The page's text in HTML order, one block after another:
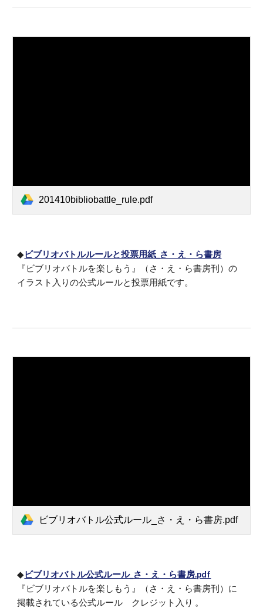
201410bibliobattle_rule.pdf
◆ビブリオバトルルールと投票用紙_さ・え・ら書房
『ビブリオバトルを楽しもう』（さ・え・ら書房刊）の
イラスト入りの公式ルールと投票用紙です。
ビブリオバトル公式ルール_さ・え・ら書房.pdf
◆ビブリオバトル公式ルール_さ・え・ら書房.pdf
『ビブリオバトルを楽しもう』（さ・え・ら書房刊）に
掲載されている公式ルール クレジット入り 。